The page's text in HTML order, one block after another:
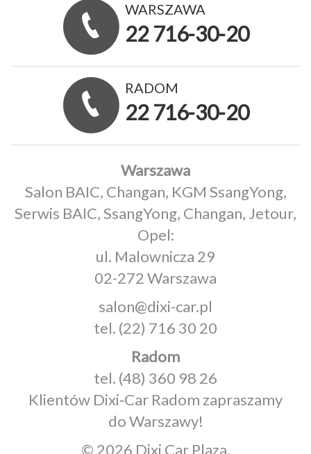
WARSZAWA
22 716-30-20
RADOM
22 716-30-20
Warszawa
Salon BAIC, Changan, KGM SsangYong,
Serwis BAIC, SsangYong, Changan, Jetour,
Opel:
ul. Malownicza 29
02-272 Warszawa
salon@dixi-car.pl
tel. (22) 716 30 20
Radom
tel. (48) 360 98 26
Klientów Dixi‑Car Radom zapraszamy
do Warszawy!
© 2026 Dixi Car Plaza.